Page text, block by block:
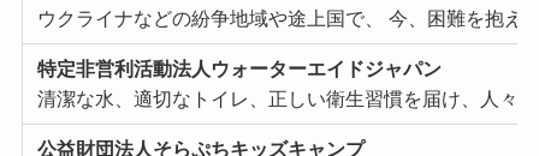
ウクライナなどの紛争地域や途上国で、 今、困難を抱え
特定⾮営利活動法⼈ウォーターエイドジャパン
清潔な⽔、適切なトイレ、正しい衛⽣習慣を届け、⼈々
公益財団法⼈そらぷちキッズキャンプ